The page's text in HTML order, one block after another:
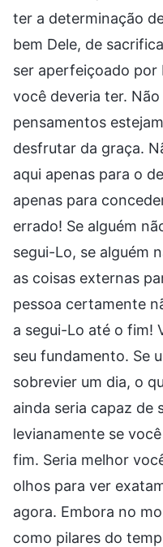
ter a determinação
bem Dele, de
ser aperfeiçoado por
você deveria ter.
pensamentos
desfrutar da graça.
aqui apenas para o
apenas para
errado! Se alguém
segui-Lo, se alguém
as coisas externas
pessoa certamente
a segui-Lo até o fim!
seu fundamento. Se
sobrevier um dia, o
ainda seria capaz de
levianamente se
fim. Seria melhor
olhos para ver
agora. Embora no
como pilares do